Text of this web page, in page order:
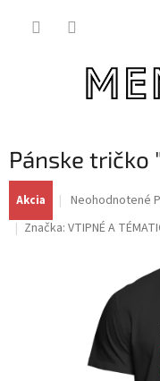
Pánske tričko
Akcia
Priemerné
produktu
hviezdičiek.
Neohodnotené
Značka: VTIPNÉ A